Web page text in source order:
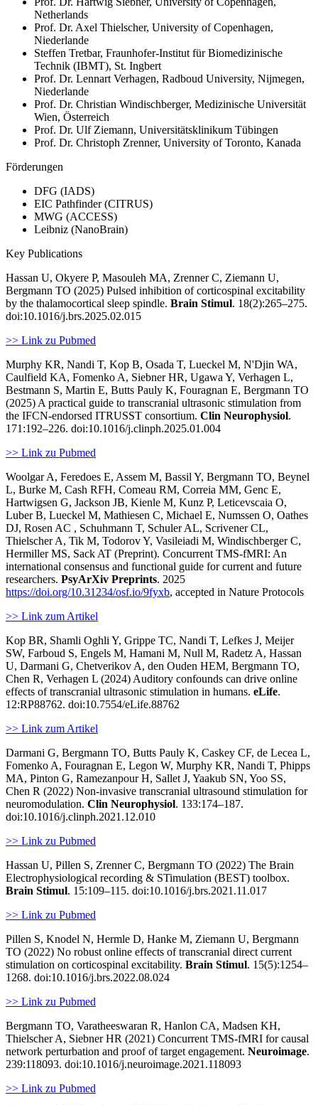
Netherlands
Prof. Dr. Axel Thielscher, University of Copenhagen,
Niederlande
Steffen Tretbar, Fraunhofer-Institut für Biomedizinische
Technik (IBMT), St. Ingbert
Prof. Dr. Lennart Verhagen, Radboud University, Nijmegen,
Niederlande
Prof. Dr. Christian Windischberger, Medizinische Universität
Wien, Österreich
Prof. Dr. Ulf Ziemann, Universitätsklinikum Tübingen
Prof. Dr. Christoph Zrenner, University of Toronto, Kanada
Förderungen
DFG (IADS)
EIC Pathfinder (CITRUS)
MWG (ACCESS)
Leibniz (NanoBrain)
Key Publications
Hassan U, Okyere P, Masouleh MA, Zrenner C, Ziemann U,
Bergmann TO (2025) Pulsed inhibition of corticospinal excitability
by the thalamocortical sleep spindle. Brain Stimul. 18(2):265–275.
doi:10.1016/j.brs.2025.02.015
>> Link zu Pubmed
Murphy KR, Nandi T, Kop B, Osada T, Lueckel M, N'Djin WA,
Caulfield KA, Fomenko A, Siebner HR, Ugawa Y, Verhagen L,
Bestmann S, Martin E, Butts Pauly K, Fouragnan E, Bergmann TO
(2025) A practical guide to transcranial ultrasonic stimulation from
the IFCN-endorsed ITRUSST consortium. Clin Neurophysiol.
171:192–226. doi:10.1016/j.clinph.2025.01.004
>> Link zu Pubmed
Woolgar A, Feredoes E, Assem M, Bassil Y, Bergmann TO, Beynel
L, Burke M, Cash RFH, Comeau RM, Correia MM, Genc E,
Hartwigsen G, Jackson JB, Kienle M, Kunz P, Leticevscaia O,
Luber B, Lueckel M, Mathiesen C, Michael E, Numssen O, Oathes
DJ, Rosen AC , Schuhmann T, Schuler AL, Scrivener CL,
Thielscher A, Tik M, Todorov Y, Vasileiadi M, Windischberger C,
Hermiller MS, Sack AT (Preprint). Concurrent TMS-fMRI: An
international consensus and functional guide for current and future
researchers. PsyArXiv Preprints. 2025
https://doi.org/10.31234/osf.io/9fyxb, accepted in Nature Protocols
>> Link zum Artikel
Kop BR, Shamli Oghli Y, Grippe TC, Nandi T, Lefkes J, Meijer
SW, Farboud S, Engels M, Hamani M, Null M, Radetz A, Hassan
U, Darmani G, Chetverikov A, den Ouden HEM, Bergmann TO,
Chen R, Verhagen L (2024) Auditory confounds can drive online
effects of transcranial ultrasonic stimulation in humans. eLife.
12:RP88762. doi:10.7554/eLife.88762
>> Link zum Artikel
Darmani G, Bergmann TO, Butts Pauly K, Caskey CF, de Lecea L,
Fomenko A, Fouragnan E, Legon W, Murphy KR, Nandi T, Phipps
MA, Pinton G, Ramezanpour H, Sallet J, Yaakub SN, Yoo SS,
Chen R (2022) Non-invasive transcranial ultrasound stimulation for
neuromodulation. Clin Neurophysiol. 133:174–187.
doi:10.1016/j.clinph.2021.12.010
>> Link zu Pubmed
Hassan U, Pillen S, Zrenner C, Bergmann TO (2022) The Brain
Electrophysiological recording & STimulation (BEST) toolbox.
Brain Stimul. 15:109–115. doi:10.1016/j.brs.2021.11.017
>> Link zu Pubmed
Pillen S, Knodel N, Hermle D, Hanke M, Ziemann U, Bergmann
TO (2022) No robust online effects of transcranial direct current
stimulation on corticospinal excitability. Brain Stimul. 15(5):1254–
1268. doi:10.1016/j.brs.2022.08.024
>> Link zu Pubmed
Bergmann TO, Varatheeswaran R, Hanlon CA, Madsen KH,
Thielscher A, Siebner HR (2021) Concurrent TMS-fMRI for causal
network perturbation and proof of target engagement. Neuroimage.
239:118093. doi:10.1016/j.neuroimage.2021.118093
>> Link zu Pubmed